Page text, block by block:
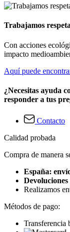
Trabajamos
Con acciones
impacto
Aquí puede
¿Necesitas ayuda
responder a tus
Contacto
Calidad probada
Compra de manera
España:
Realizamos
Métodos de pago:
Transferencia